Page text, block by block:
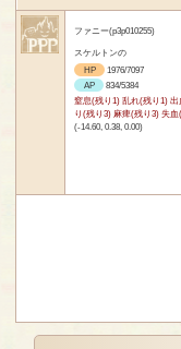
ファニー(p3p010255)
スケルトンの
HP
1976/7097
AP
834/5384
窒息(残り1) 乱れ(残り1)
り(残り3) 麻痺(残り3) 失
(-14.60, 0.38, 0.00)